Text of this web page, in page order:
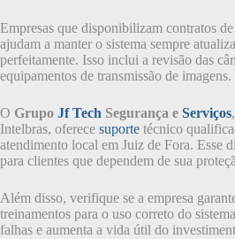
Empresas que disponibilizam contratos de
ajudam a manter o sistema sempre
perfeitamente. Isso inclui a revisão das
equipamentos de transmissão de imagens.
O Grupo Jf Tech Segurança e Serviços
Intelbras, oferece suporte técnico
atendimento local em Juiz de Fora. Esse
para clientes que dependem de sua
Além disso, verifique se a empresa
treinamentos para o uso correto do
falhas e aumenta a vida útil do